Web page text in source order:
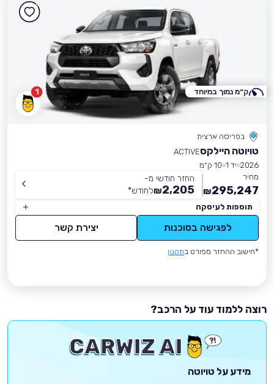
1
בפריסה ארצית
טויוטה היילקסACTIVE
2026 יד 1
10 ק״מ
מחיר
295,247
₪
החזר חודשי מ-
2,205
₪לחודש*
תוספות לעיסקה
לפגישה בסוכנות יצירת קשר
*חישוב ההחזר מפורט בתקנון
ק״מ נמוך במיוחד
רוצה ללמוד עוד על הרכב?
מידע על טויוטה